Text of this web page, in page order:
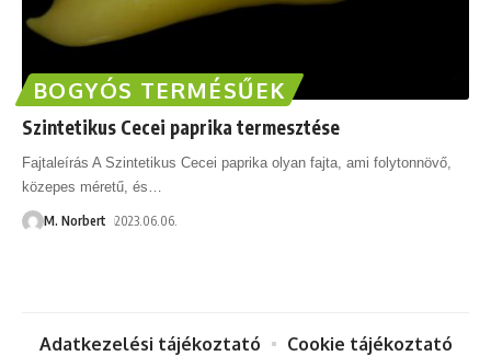
BOGYÓS TERMÉSŰEK
Szintetikus Cecei paprika termesztése
Fajtaleírás A Szintetikus Cecei paprika olyan fajta, ami folytonnövő,
közepes méretű, és
M. Norbert 2023.06.06.
Adatkezelési tájékoztató
Cookie tájékoztató